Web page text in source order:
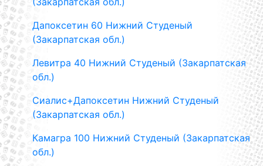
Дапоксетин 60 Нижний Студеный
(Закарпатская обл.)
Левитра 40 Нижний Студеный (Закарпатская
обл.)
Сиалис+Дапоксетин Нижний Студеный
(Закарпатская обл.)
Камагра 100 Нижний Студеный (Закарпатская
обл.)